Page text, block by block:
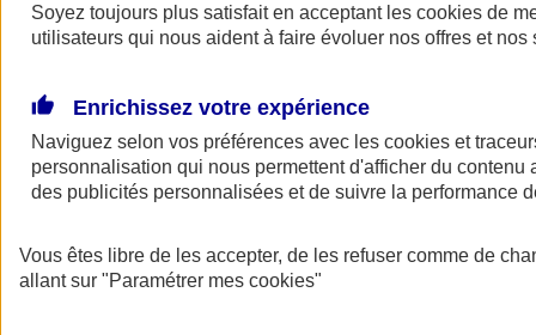
AXA Assurance
Soyez toujours plus satisfait en acceptant les cookies de
utilisateurs qui nous aident à faire évoluer nos offres et nos
Enrichissez votre expérience
Naviguez selon vos préférences avec les cookies et
personnalisation qui nous permettent d'afficher du contenu
des publicités personnalisées et de suivre la performance
Vous êtes libre de les accepter, de les refuser comme de
allant sur "Paramétrer mes cookies"